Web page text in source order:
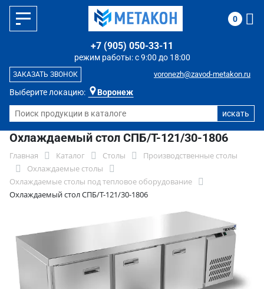
Выберите локацию: Воронеж
режим работы: с 9:00 до 18:00
+7 (905) 050-33-11
voronezh@zavod-metakon.ru
ЗАКАЗАТЬ ЗВОНОК
0
Охлаждаемый стол СПБ/Т-121/30-1806
Главная Каталог Столы
Производственные столы
Охлаждаемые столы
Охлаждаемые столы под тепловое оборудование
Охлаждаемый стол СПБ/Т-121/30-1806